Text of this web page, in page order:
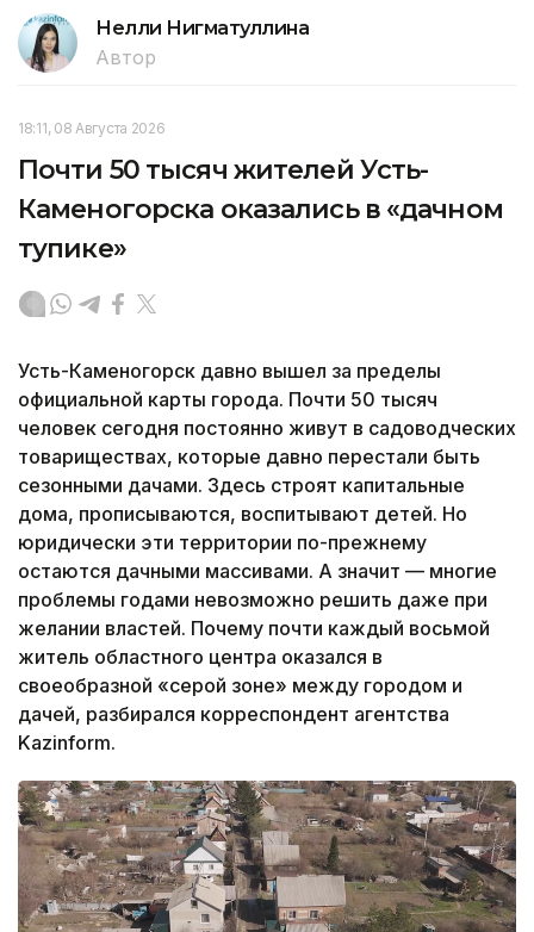
Нелли Нигматуллина
Автор
18:11, 08 Августа 2026
Почти 50 тысяч жителей Усть-
Каменогорска оказались в «дачном
тупике»
Усть-Каменогорск давно вышел за пределы
официальной карты города. Почти 50 тысяч
человек сегодня постоянно живут в садоводческих
товариществах, которые давно перестали быть
сезонными дачами. Здесь строят капитальные
дома, прописываются, воспитывают детей. Но
юридически эти территории по-прежнему
остаются дачными массивами. А значит — многие
проблемы годами невозможно решить даже при
желании властей. Почему почти каждый восьмой
житель областного центра оказался в
своеобразной «серой зоне» между городом и
дачей, разбирался корреспондент агентства
Kazinform.